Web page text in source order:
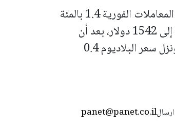
وبالنسبة للمعادن النفيسة الأخرى، انخفض سعر الفضة في المعاملات الفورية 1.4 بالمئة
إلى 57.75 دولار للأوقية، وتراجع سعر البلاتين 0.6 بالمئة إلى 1542 دولار، بعد أن
سجل أدنى مستوى له منذ نوفمبر تشرين الثاني الماضي، ونزل سعر البلاديوم 0.4
panet@panet.co.ilالأدبية لسنة 2007، يرجى ارسال